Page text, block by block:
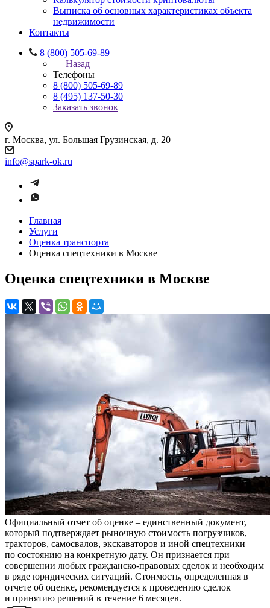
Выписка об основных характеристиках объекта
недвижимости
Контакты
8 (800) 505-69-89
Назад
Телефоны
8 (800) 505-69-89
8 (495) 137-50-30
Заказать звонок
г. Москва, ул. Большая Грузинская, д. 20
info@spark-ok.ru
Главная
Услуги
Оценка транспорта
Оценка спецтехники в Москве
Оценка спецтехники в Москве
Официальный отчет об оценке – единственный документ,
который подтверждает рыночную стоимость погрузчиков,
тракторов, самосвалов, экскаваторов и иной спецтехники
по состоянию на конкретную дату. Он признается при
совершении любых гражданско-правовых сделок и необходим
в ряде юридических ситуаций. Стоимость, определенная в
отчете об оценке, рекомендуется к проведению сделок
и принятию решений в течение 6 месяцев.